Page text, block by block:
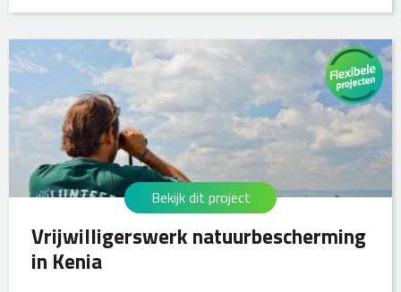
Vrijwilligerswerk natuurbescherming
in Kenia
Bekijk dit project